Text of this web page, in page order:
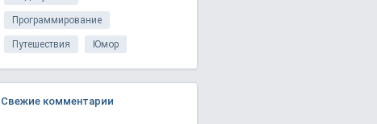
Программирование
Путешествия Юмор
Свежие комментарии